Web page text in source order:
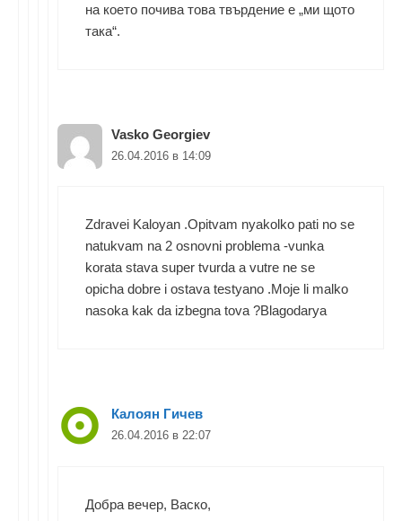
на което почива това твърдение е „ми щото
така“.
Vasko Georgiev
26.04.2016 в 14:09
Zdravei Kaloyan .Opitvam nyakolko pati no se
natukvam na 2 osnovni problema -vunka
korata stava super tvurda a vutre ne se
opicha dobre i ostava testyano .Moje li malko
nasoka kak da izbegna tova ?Blagodarya
Калоян Гичев
26.04.2016 в 22:07
Добра вечер, Васко,